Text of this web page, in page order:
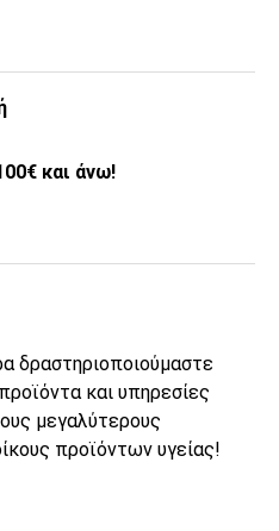
και άνω!
δραστηριοποιούμαστε
και υπηρεσίες
μεγαλύτερους
προϊόντων υγείας!